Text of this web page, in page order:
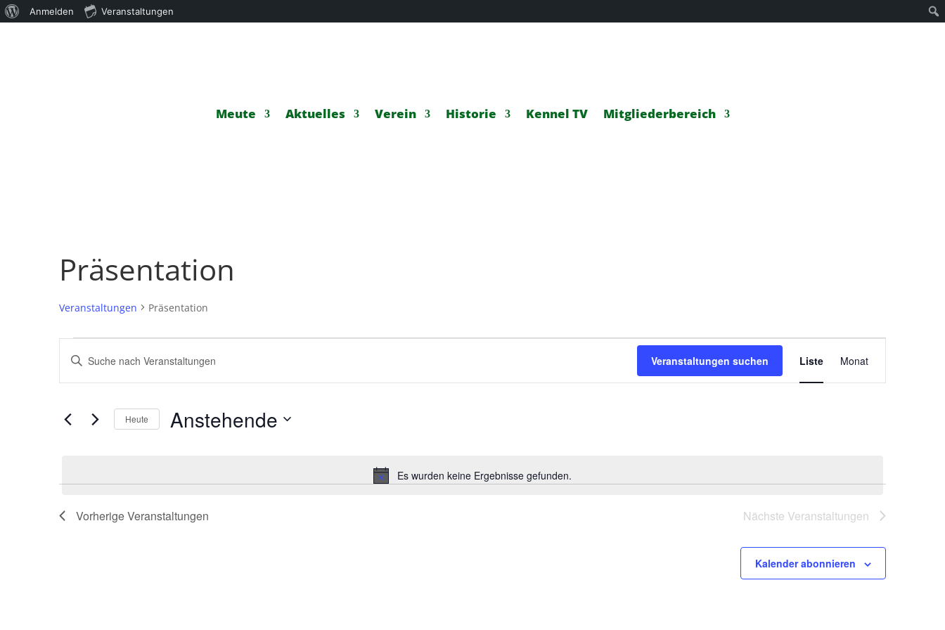
Meute Aktuelles Verein Historie Kennel TV Mitgliederbereich
Präsentation
Veranstaltungen Präsentation
Veranstaltungen
Hinweis
Es wurden keine Ergebnisse gefunden.
Veranstaltungen
Suche
und
Ansichten,
Navigation
Bitte
Schlüsselwort
eingeben.
nach
Veranstaltungen suchen
Veranstaltung
Ansichten-
Liste Monat
Heute Anstehende
VorherigeVeranstaltungen Nächste Veranstaltungen
Kalender abonnieren
Über
Anmelden Veranstaltungen